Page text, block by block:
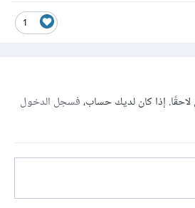
1
إذا كان لديك حساب،فسجل الدخول